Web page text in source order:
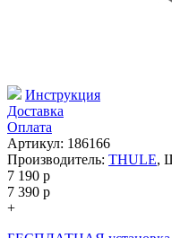
Инструкция
Доставка
Оплата
Артикул: 186166
Производитель: THULE,
7 190 p
7 390 p
+